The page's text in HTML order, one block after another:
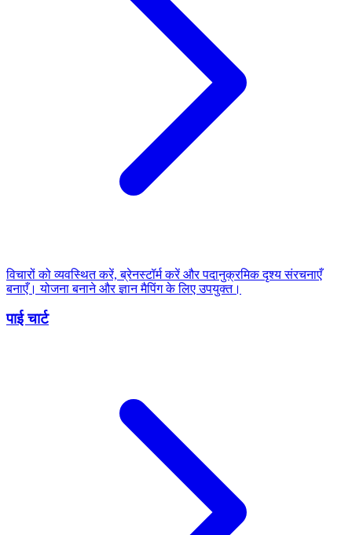
विचारों को व्यवस्थित करें, ब्रेनस्टॉर्म करें और पदानुक्रमिक दृश्य संरचनाएँ
बनाएँ। योजना बनाने और ज्ञान मैपिंग के लिए उपयुक्त।
पाई चार्ट